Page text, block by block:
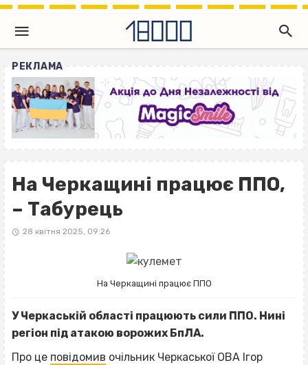
РЕКЛАМА
На Черкащині працює ППО,
– Табурець
28 квітня 2025, 09:26
На Черкащині працює ППО
У Черкаській області працюють сили ППО. Нині
регіон під атакою ворожих БпЛА.
Про це повідомив очільник Черкаської ОВА Ігор